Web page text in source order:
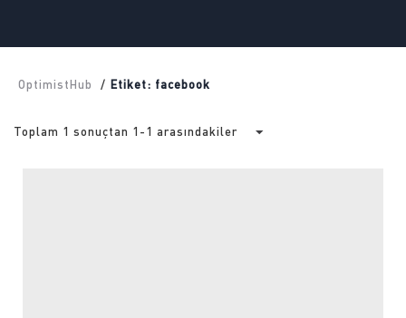
OptimistHub / Etiket: facebook
Toplam 1 sonuçtan 1-1 arasındakiler